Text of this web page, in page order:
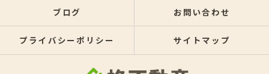
ブログ お問い合わせ
プライバシーポリシー サイトマップ